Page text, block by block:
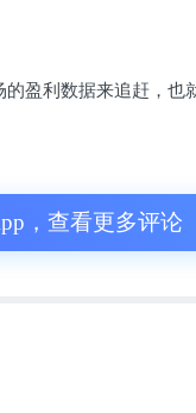
，用户即由
的知乎，宣
盈利数据来追赶，也
，查看更多评论